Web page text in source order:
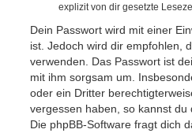
explizit von dir gesetzte
Dein Passwort wird mit einer
ist. Jedoch wird dir empfohlen,
verwenden. Das Passwort ist
mit ihm sorgsam um.
oder ein Dritter
vergessen haben, so kannst du
Die phpBB-Software fragt dich